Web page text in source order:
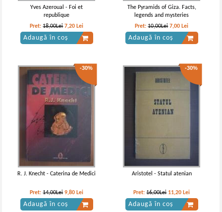
Yves Azeroual - Foi et
republique
Pret:18,00Lei 7,20 Lei
Adaugă în coș
The Pyramids of Giza. Facts,
legends and mysteries
Pret:10,00Lei 7,00 Lei
Adaugă în coș
-30%
R. J. Knecht - Caterina de Medici
Pret:14,00Lei 9,80 Lei
Adaugă în coș
-30%
Aristotel - Statul atenian
Pret:16,00Lei 11,20 Lei
Adaugă în coș